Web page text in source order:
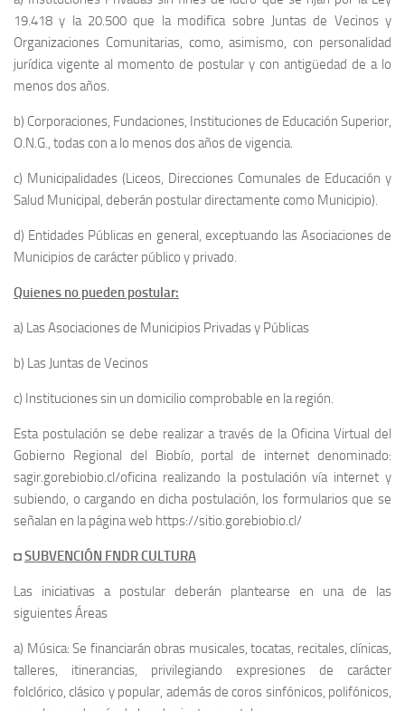
19.418 y la 20.500 que la modifica sobre Juntas de Vecinos y
Organizaciones Comunitarias, como, asimismo, con personalidad
jurídica vigente al momento de postular y con antigüedad de a lo
menos dos años.
b) Corporaciones, Fundaciones, Instituciones de Educación Superior,
O.N.G., todas con a lo menos dos años de vigencia.
c) Municipalidades (Liceos, Direcciones Comunales de Educación y
Salud Municipal, deberán postular directamente como Municipio).
d) Entidades Públicas en general, exceptuando las Asociaciones de
Municipios de carácter público y privado.
Quienes no pueden postular:
a) Las Asociaciones de Municipios Privadas y Públicas
b) Las Juntas de Vecinos
c) Instituciones sin un domicilio comprobable en la región.
Esta postulación se debe realizar a través de la Oficina Virtual del
Gobierno Regional del Biobío, portal de internet denominado:
sagir.gorebiobio.cl/oficina realizando la postulación vía internet y
subiendo, o cargando en dicha postulación, los formularios que se
señalan en la página web https://sitio.gorebiobio.cl/
◘SUBVENCIÓN FNDR CULTURA
Las iniciativas a postular deberán plantearse en una de las
siguientes Áreas
a) Música: Se financiarán obras musicales, tocatas, recitales, clínicas,
talleres, itinerancias, privilegiando expresiones de carácter
folclórico, clásico y popular, además de coros sinfónicos, polifónicos,